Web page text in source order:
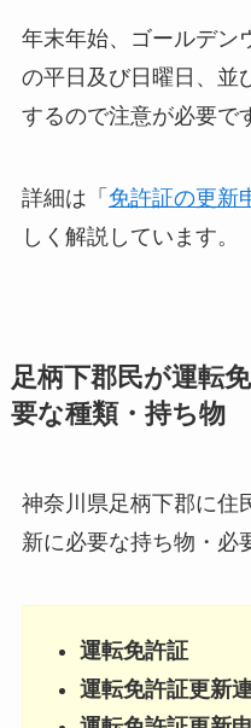
年末年始、ゴールデン
の平日及び日曜日、並
するので注意が必要で
詳細は「 免許証の更新
しく解説しています。
足柄下郡民が運転
要な種類・持ち物
神奈川県足柄下郡に住
新に必要な持ち物・必
運転免許証
運転免許証更新